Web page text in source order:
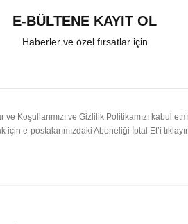
E-BÜLTENE KAYIT OL
Haberler ve özel fırsatlar için
ve Koşullarımızı ve Gizlilik Politikamızı kabul
için e-postalarımızdaki Aboneliği İptal Et’i